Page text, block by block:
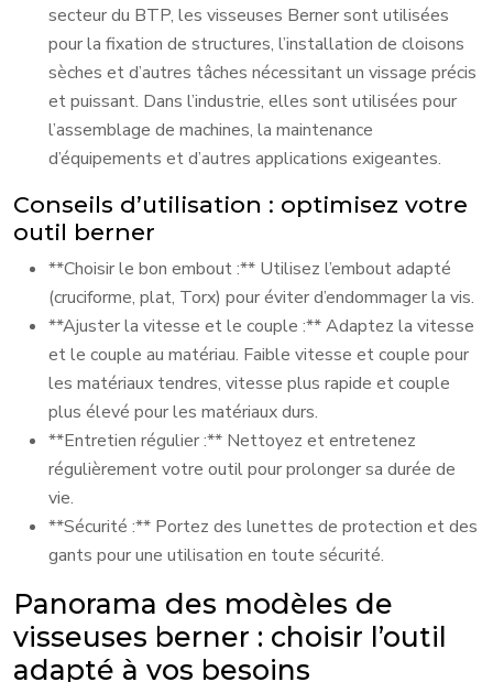
secteur du BTP, les visseuses Berner sont utilisées
pour la fixation de structures, l’installation de cloisons
sèches et d’autres tâches nécessitant un vissage précis
et puissant. Dans l’industrie, elles sont utilisées pour
l’assemblage de machines, la maintenance
d’équipements et d’autres applications exigeantes.
Conseils d’utilisation : optimisez votre
outil berner
**Choisir le bon embout :** Utilisez l’embout adapté
(cruciforme, plat, Torx) pour éviter d’endommager la vis.
**Ajuster la vitesse et le couple :** Adaptez la vitesse
et le couple au matériau. Faible vitesse et couple pour
les matériaux tendres, vitesse plus rapide et couple
plus élevé pour les matériaux durs.
**Entretien régulier :** Nettoyez et entretenez
régulièrement votre outil pour prolonger sa durée de
vie.
**Sécurité :** Portez des lunettes de protection et des
gants pour une utilisation en toute sécurité.
Panorama des modèles de
visseuses berner : choisir l’outil
adapté à vos besoins